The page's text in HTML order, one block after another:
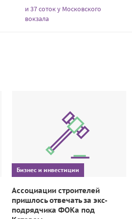
и 37 соток у Московского
вокзала
Бизнес и инвестиции
Ассоциации строителей
пришлось отвечать за экс-
подрядчика ФОКа под